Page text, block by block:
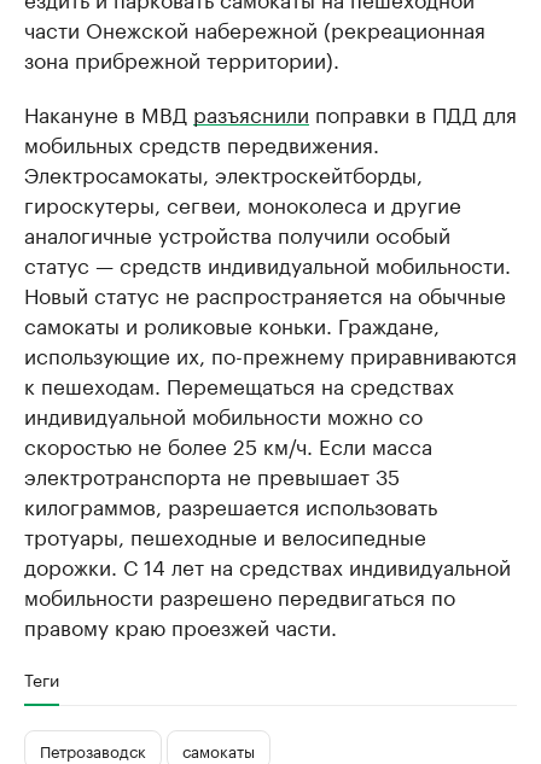
части Онежской набережной (рекреационная
зона прибрежной территории).
Накануне в МВД разъяснили поправки в ПДД для
мобильных средств передвижения.
Электросамокаты, электроскейтборды,
гироскутеры, сегвеи, моноколеса и другие
аналогичные устройства получили особый
статус — средств индивидуальной мобильности.
Новый статус не распространяется на обычные
самокаты и роликовые коньки. Граждане,
использующие их, по-прежнему приравниваются
к пешеходам. Перемещаться на средствах
индивидуальной мобильности можно со
скоростью не более 25 км/ч. Если масса
электротранспорта не превышает 35
килограммов, разрешается использовать
тротуары, пешеходные и велосипедные
дорожки. С 14 лет на средствах индивидуальной
мобильности разрешено передвигаться по
правому краю проезжей части.
Теги
Петрозаводск самокаты